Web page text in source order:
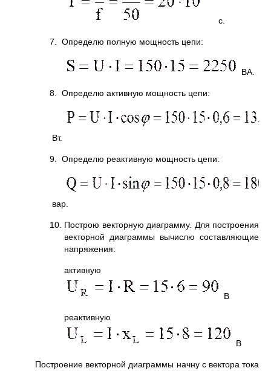
с.
7. Определю полную мощность цепи:
ВА.
8. Определю активную мощность цепи:
Вт.
9. Определю реактивную мощность цепи:
вар.
10. Построю векторную диаграмму. Для построения
векторной диаграммы вычислю составляющие
напряжения:
активную
В
реактивную
В
Построение векторной диаграммы начну с вектора тока